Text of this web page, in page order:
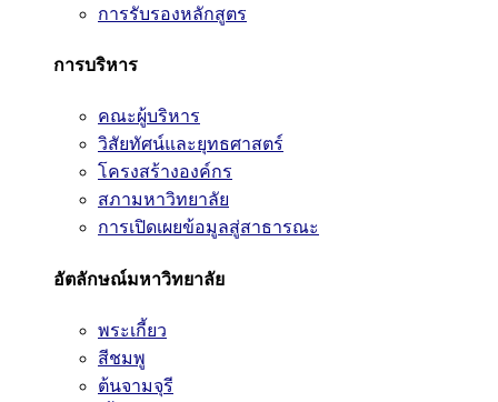
การรับรองหลักสูตร
การบริหาร
คณะผู้บริหาร
วิสัยทัศน์และยุทธศาสตร์
โครงสร้างองค์กร
สภามหาวิทยาลัย
การเปิดเผยข้อมูลสู่สาธารณะ
อัตลักษณ์มหาวิทยาลัย
พระเกี้ยว
สีชมพู
ต้นจามจุรี